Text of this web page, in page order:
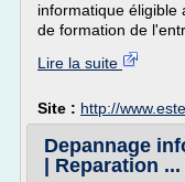
informatique éligible
de formation de
Lire la suite
Site : http://
Depannage
| Reparation ...